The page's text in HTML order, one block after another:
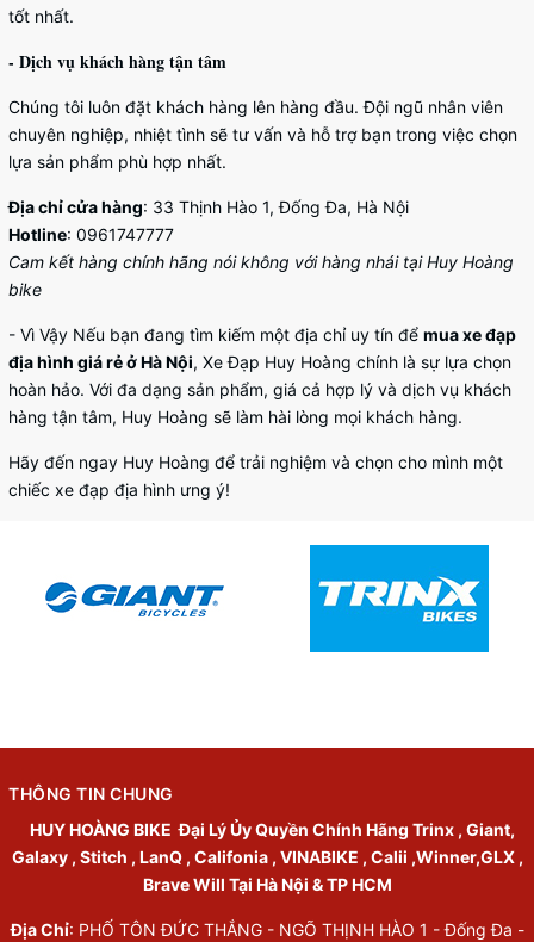
tốt nhất.
- Dịch vụ khách hàng tận tâm
Chúng tôi luôn đặt khách hàng lên hàng đầu. Đội ngũ nhân viên
chuyên nghiệp, nhiệt tình sẽ tư vấn và hỗ trợ bạn trong việc chọn
lựa sản phẩm phù hợp nhất.
Địa chỉ cửa hàng: 33 Thịnh Hào 1, Đống Đa, Hà Nội
Hotline: 0961747777
Cam kết hàng chính hãng nói không với hàng nhái tại Huy Hoàng
bike
- Vì Vậy Nếu bạn đang tìm kiếm một địa chỉ uy tín để mua xe đạp
địa hình giá rẻ ở Hà Nội, Xe Đạp Huy Hoàng chính là sự lựa chọn
hoàn hảo. Với đa dạng sản phẩm, giá cả hợp lý và dịch vụ khách
hàng tận tâm, Huy Hoàng sẽ làm hài lòng mọi khách hàng.
Hãy đến ngay Huy Hoàng để trải nghiệm và chọn cho mình một
chiếc xe đạp địa hình ưng ý!
THÔNG TIN CHUNG
HUY HOÀNG BIKE Đại Lý Ủy Quyền Chính Hãng Trinx , Giant,
Galaxy , Stitch , LanQ , Califonia , VINABIKE , Calii ,Winner,GLX ,
Brave Will Tại Hà Nội & TP HCM
Địa Chỉ: PHỐ TÔN ĐỨC THẮNG - NGÕ THỊNH HÀO 1 - Đống Đa -